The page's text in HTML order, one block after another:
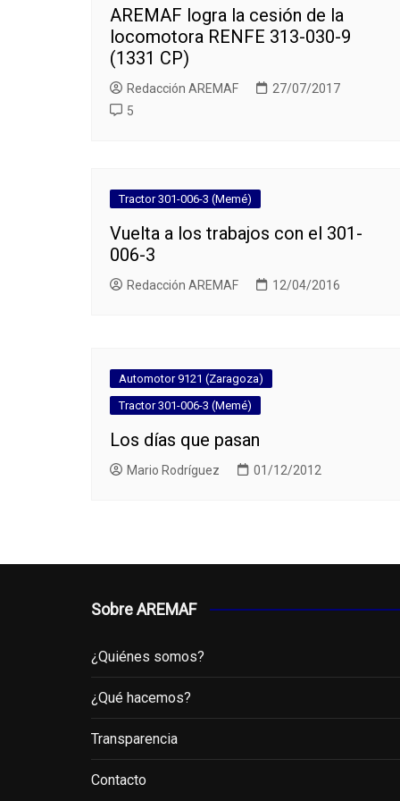
AREMAF logra la cesión de la
locomotora RENFE 313-030-9
(1331 CP)
Redacción AREMAF
27/07/2017
5
Tractor 301-006-3 (Memé)
Vuelta a los trabajos con el 301-
006-3
Redacción AREMAF 12/04/2016
Automotor 9121 (Zaragoza)
Tractor 301-006-3 (Memé)
Los días que pasan
Mario Rodríguez 01/12/2012
Sobre AREMAF
¿Quiénes somos?
¿Qué hacemos?
Transparencia
Contacto